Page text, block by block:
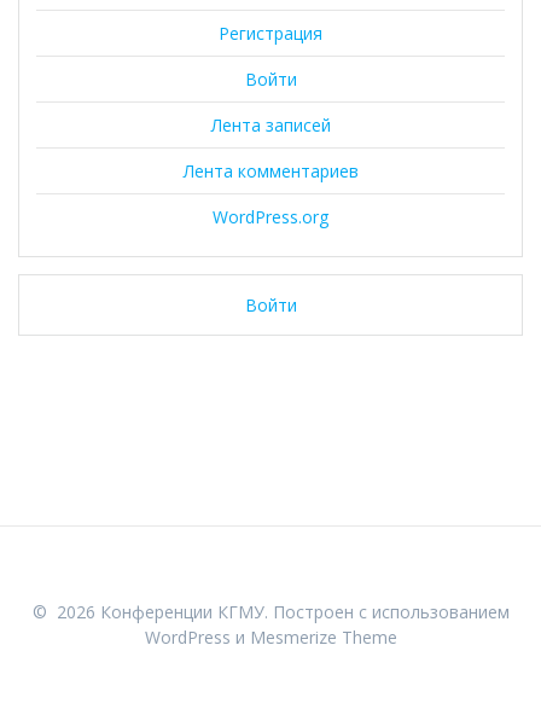
Регистрация
Войти
Лента записей
Лента комментариев
WordPress.org
Войти
© 2026 Конференции КГМУ. Построен с использованием
WordPress и Mesmerize Theme